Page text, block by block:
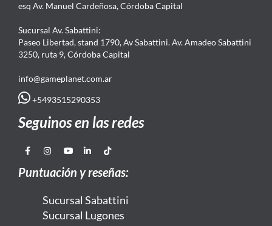
esq Av. Manuel Cardeñosa, Córdoba Capital
Sucursal Av. Sabattini:
Paseo Libertad, stand 1790, Av Sabattini. Av. Amadeo Sabattini
3250, ruta 9, Córdoba Capital
info@gameplanet.com.ar
+5493515290353
Seguinos en las redes
Puntuación y reseñas:
Sucursal Sabattini
Sucursal Lugones